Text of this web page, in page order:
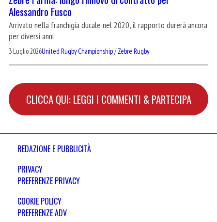
Alessandro Fusco
Arrivato nella franchigia ducale nel 2020, il rapporto durerà ancora
per diversi anni
3 Luglio 2026United Rugby Championship/Zebre Rugby
CLICCA QUI: LEGGI I COMMENTI & PARTECIPA
REDAZIONE E PUBBLICITÀ
PRIVACY
PREFERENZE PRIVACY
COOKIE POLICY
PREFERENZE ADV